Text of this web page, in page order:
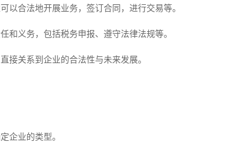
以合法地开展业务，签订合同，进行交易等。
和义务，包括税务申报、遵守法律法规等。
接关系到企业的合法性与未来发展。
企业的类型。